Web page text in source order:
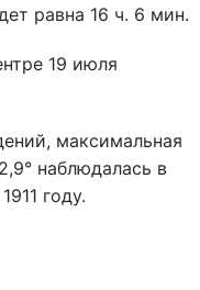
равна 16 ч. 6 мин.
19 июля
максимальная
наблюдалась в
году.